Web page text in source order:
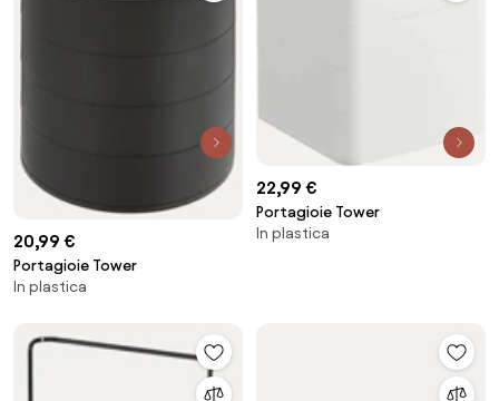
20,99 €
Portagioie Tower
In plastica
22,99 €
Portagioie Tower
In plastica